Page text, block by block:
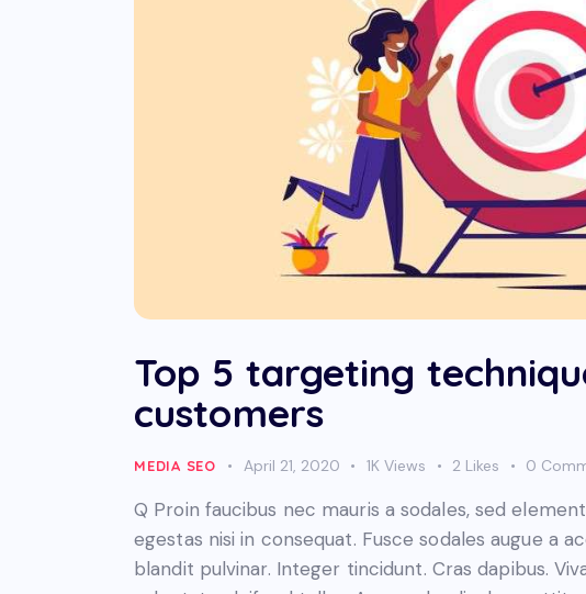
Top 5 targeting
customers
MEDIA SEO April 21, 2020 1K Views 2 Likes 0
Q Proin faucibus nec mauris a sodales, sed
egestas nisi in consequat. Fusce sodales augue a
blandit pulvinar. Integer tincidunt. Cras dapibus.